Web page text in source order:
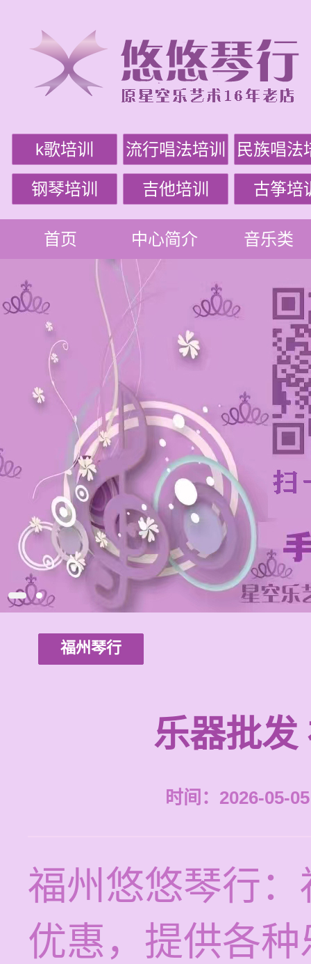
k歌培训 流行唱法培训 民族唱法
钢琴培训 吉他培训 古筝培
首页 中心简介 音乐类
福州琴行
乐器批发
时间：2026-05-
福州悠悠琴行
优惠，提供各